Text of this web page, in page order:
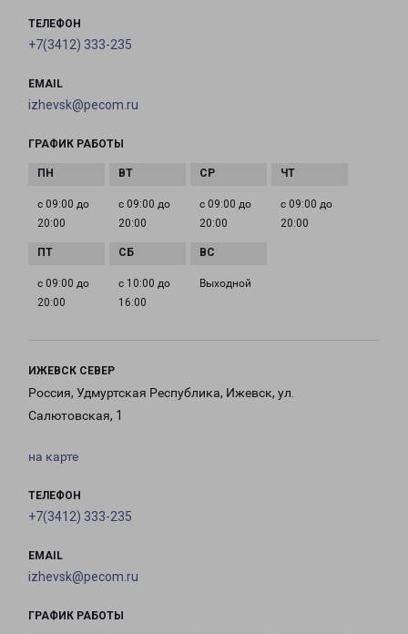
ТЕЛЕФОН
+7(3412) 333-235
EMAIL
izhevsk@pecom.ru
ГРАФИК РАБОТЫ
с 09:00 до
20:00
с 09:00 до
20:00
с 09:00 до
20:00
с 09:00 до
20:00
с 09:00 до
20:00
с 10:00 до
16:00
Выходной
ИЖЕВСК СЕВЕР
Россия, Удмуртская Республика, Ижевск, ул.
Салютовская, 1
на карте
ТЕЛЕФОН
+7(3412) 333-235
EMAIL
izhevsk@pecom.ru
ГРАФИК РАБОТЫ